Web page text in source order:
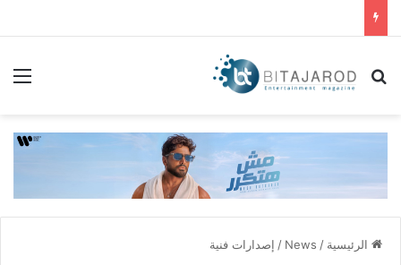
بحث عن
الرئيسية /
News
/ إصدارات فنية